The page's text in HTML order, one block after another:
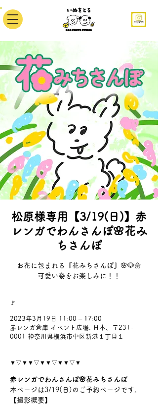
松原様専用【3/19(日)】赤
レンガでわんさんぽ🌸花み
ちさんぽ
お花に包まれる『花みちさんぽ』🌸🐶🌼
可愛い姿をお楽しみに！！
🚩
2023年3月19日 11:00 – 17:00
赤レンガ倉庫 イベント広場, 日本、〒231-
0001 神奈川県横浜市中区新港１丁目１
▼▽▼▼▽▼▼▽▼▼▽▼
赤レンガでわんさんぽ🌸花みちさんぽ
本ページは3/19(日)のご予約ページです。
【撮影概要】